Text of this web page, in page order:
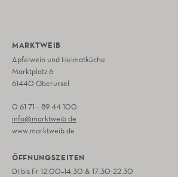
MARKTWEIB
Apfelwein und Heimatküche
Marktplatz 6
61440 Oberursel
0 61 71 – 89 44 100
info@marktweib.de
www.marktweib.de
ÖFFNUNGSZEITEN
Di bis Fr 12.00–14.30 & 17.30-22.30